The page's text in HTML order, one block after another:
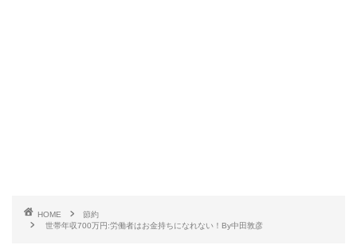
HOME
節約
世帯年収700万円:労働者はお金持ちになれない！By中田敦彦